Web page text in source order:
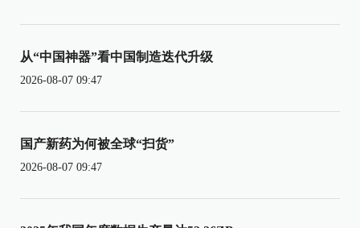
从“中国神器”看中国制造迭代升级
2026-08-07 09:47
国产新药为何被全球“扫货”
2026-08-07 09:47